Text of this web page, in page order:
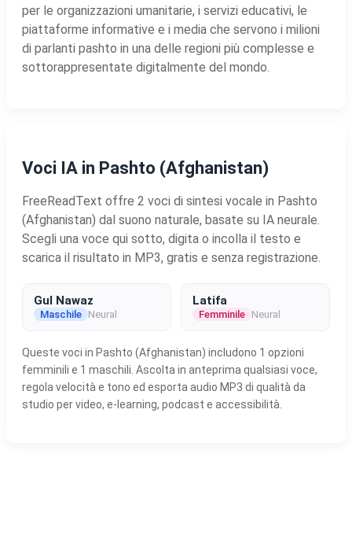
per le organizzazioni umanitarie, i servizi educativi, le
piattaforme informative e i media che servono i milioni
di parlanti pashto in una delle regioni più complesse e
sottorappresentate digitalmente del mondo.
Voci IA in Pashto (Afghanistan)
FreeReadText offre 2 voci di sintesi vocale in Pashto
(Afghanistan) dal suono naturale, basate su IA neurale.
Scegli una voce qui sotto, digita o incolla il testo e
scarica il risultato in MP3, gratis e senza registrazione.
Gul Nawaz
Maschile Neural
Latifa
Femminile Neural
Queste voci in Pashto (Afghanistan) includono 1 opzioni
femminili e 1 maschili. Ascolta in anteprima qualsiasi voce,
regola velocità e tono ed esporta audio MP3 di qualità da
studio per video, e-learning, podcast e accessibilità.